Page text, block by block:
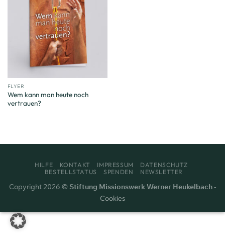
FLYER
Wem kann man heute noch
vertrauen?
HILFE KONTAKT IMPRESSUM
DATENSCHUTZ
BESTELLSTATUS
SPENDEN NEWSLETTER
Copyright 2026 © Stiftung Missionswerk Werner Heukelbach-
Cookies